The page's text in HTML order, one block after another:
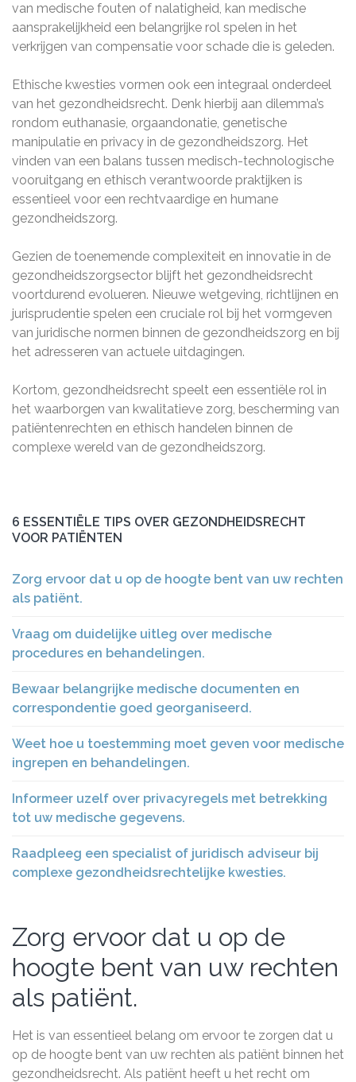
van medische fouten of nalatigheid, kan medische
aansprakelijkheid een belangrijke rol spelen in het
verkrijgen van compensatie voor schade die is geleden.
Ethische kwesties vormen ook een integraal onderdeel
van het gezondheidsrecht. Denk hierbij aan dilemma’s
rondom euthanasie, orgaandonatie, genetische
manipulatie en privacy in de gezondheidszorg. Het
vinden van een balans tussen medisch-technologische
vooruitgang en ethisch verantwoorde praktijken is
essentieel voor een rechtvaardige en humane
gezondheidszorg.
Gezien de toenemende complexiteit en innovatie in de
gezondheidszorgsector blijft het gezondheidsrecht
voortdurend evolueren. Nieuwe wetgeving, richtlijnen en
jurisprudentie spelen een cruciale rol bij het vormgeven
van juridische normen binnen de gezondheidszorg en bij
het adresseren van actuele uitdagingen.
Kortom, gezondheidsrecht speelt een essentiële rol in
het waarborgen van kwalitatieve zorg, bescherming van
patiëntenrechten en ethisch handelen binnen de
complexe wereld van de gezondheidszorg.
6 ESSENTIËLE TIPS OVER GEZONDHEIDSRECHT
VOOR PATIËNTEN
Zorg ervoor dat u op de hoogte bent van uw rechten
als patiënt.
Vraag om duidelijke uitleg over medische
procedures en behandelingen.
Bewaar belangrijke medische documenten en
correspondentie goed georganiseerd.
Weet hoe u toestemming moet geven voor medische
ingrepen en behandelingen.
Informeer uzelf over privacyregels met betrekking
tot uw medische gegevens.
Raadpleeg een specialist of juridisch adviseur bij
complexe gezondheidsrechtelijke kwesties.
Zorg ervoor dat u op de
hoogte bent van uw rechten
als patiënt.
Het is van essentieel belang om ervoor te zorgen dat u
op de hoogte bent van uw rechten als patiënt binnen het
gezondheidsrecht. Als patiënt heeft u het recht om